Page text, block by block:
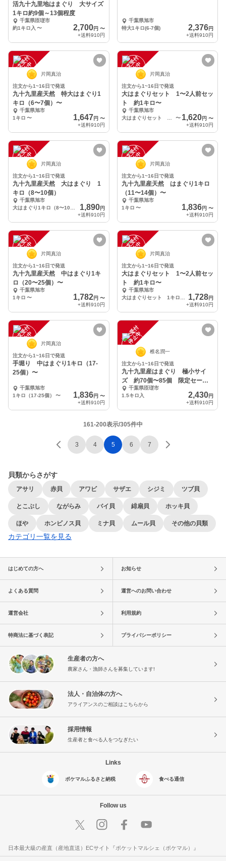
活九十九里地はまぐり 大サイズ
1キロ約9個～13個程度
千葉県匝瑳市
約1キロ入 〜 2,700円 〜
+送料910円
千葉県旭市
特大1キロ(6-7個)
2,376円
+送料910円
注
文
受
付
停
止
中 片岡真治
注文から1~16日で発送
九十九里産天然 特大はまぐり1
キロ（6〜7個）〜
千葉県旭市
1キロ 〜 1,647 円 〜
+送料910円
注
文
受
付
停
止
中 片岡真治
注文から1~16日で発送
大はまぐりセット 1〜2人前セッ
ト 約1キロ〜
千葉県旭市
〜 1,620円 〜
+送料910円
注
文
受
付
停
止
中 片岡真治
注文から1~16日で発送
九十九里産天然 大はまぐり 1
キロ（8〜10個）
千葉県旭市
1,890円
+送料910円
注
文
受
付
停
止
中 片岡真治
注文から1~16日で発送
九十九里産天然 はまぐり1キロ
（11〜14個）〜
千葉県旭市
1キロ 〜 1,836円 〜
+送料910円
注
文
受
付
停
止
中 片岡真治
注文から1~16日で発送
九十九里産天然 中はまぐり1キ
ロ（20〜25個）〜
千葉県旭市
1キロ 〜 1,782円 〜
+送料910円
注
文
受
付
停
止
中 片岡真治
注文から1~16日で発送
大はまぐりセット 1〜2人前セッ
ト 約1キロ〜
千葉県旭市
1,728円
+送料910円
注
文
受
付
停
止
中 片岡真治
注文から1~16日で発送
手堀り 中はまぐり1キロ（17-
25個）〜
千葉県旭市
1キロ（17-25個）
〜 1,836円 〜
+送料910円
注
文
受
付
停
止
中
椎名潤一
注文から1~16日で発送
九十九里産はまぐり 極小サイ
ズ 約70個〜85個 限定セール
品千葉県匝瑳市
1.5キロ入
2,430円
+送料910円
161-200表示/305件中
3 4 5 6 7
貝類からさがす
アサリ 赤貝 アワビ サザエ シジミ ツブ貝
とこぶし ながらみ バイ貝 緋扇貝 ホッキ貝
ほや ホンビノス貝 ミナ貝 ムール貝 その他の貝類
カテゴリ一覧を見る
はじめての方へ お知らせ
よくある質問 運営へのお問い合わせ
運営会社 利用規約
特商法に基づく表記 プライバシーポリシー
生産者の方へ
農家さん・漁師さんを募集しています!
法人・自治体の方へ
アライアンスのご相談はこちらから
採用情報
生産者と食べる人をつなぎたい
Links
ポケマルふるさと納税 食べる通信
Follow us
日本最大級の産直（産地直送）ECサイト『ポケットマルシェ（ポケマル）』